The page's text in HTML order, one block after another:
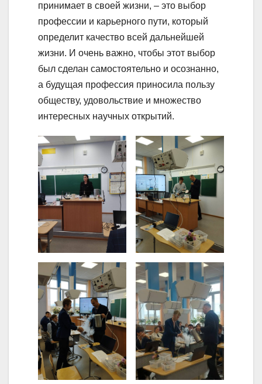
принимает в своей жизни, – это выбор
профессии и карьерного пути, который
определит качество всей дальнейшей
жизни. И очень важно, чтобы этот выбор
был сделан самостоятельно и осознанно,
а будущая профессия приносила пользу
обществу, удовольствие и множество
интересных научных открытий.